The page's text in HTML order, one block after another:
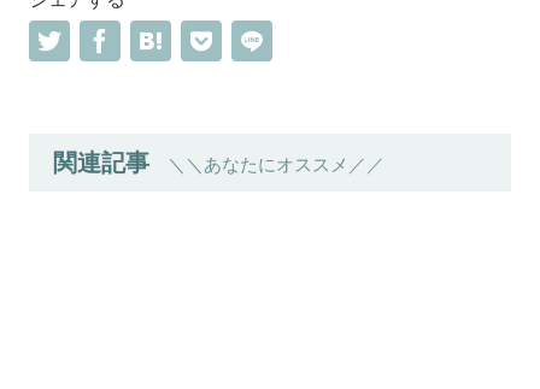
関連記事 ＼＼あなたにオススメ／／